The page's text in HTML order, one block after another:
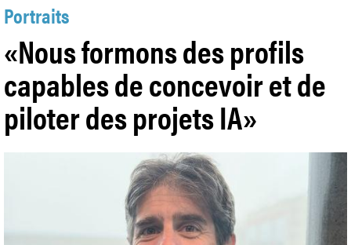
Portraits
«Nous formons des profils
capables de concevoir et de
piloter des projets IA»